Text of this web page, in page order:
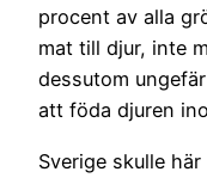
procent av alla
mat till djur, inte
dessutom
att föda djuren
Sverige skulle